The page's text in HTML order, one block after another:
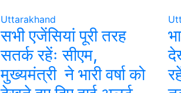
Uttarakhand
सभी एजेंसियां पूरी तरह
सतर्क रहेंः सीएम,
मुख्यमंत्री ने भारी वर्षा को